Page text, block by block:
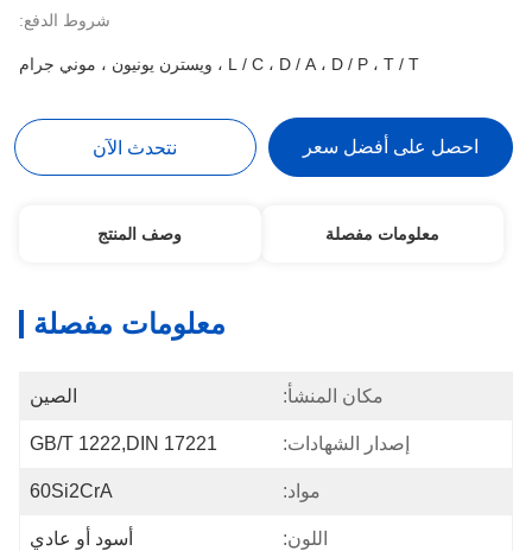
شروط الدفع:
L / C ، D / A ، D / P ، T / T ، ويسترن يونيون ، موني جرام
احصل على أفضل سعر نتحدث الآن
معلومات مفصلة وصف المنتج
معلومات مفصلة
مكان المنشأ: الصين
إصدار الشهادات: GB/T 1222,DIN 17221
مواد: 60Si2CrA
اللون: أسود أو عادي